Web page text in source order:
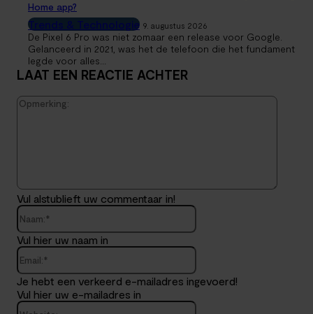
Home app?
Trends & Technologie 9. augustus 2026
De Pixel 6 Pro was niet zomaar een release voor Google.
Gelanceerd in 2021, was het de telefoon die het fundament
legde voor alles...
LAAT EEN REACTIE ACHTER
Vul alstublieft uw commentaar in!
Naam:*
Vul hier uw naam in
Email:*
Je hebt een verkeerd e-mailadres ingevoerd!
Vul hier uw e-mailadres in
Website: